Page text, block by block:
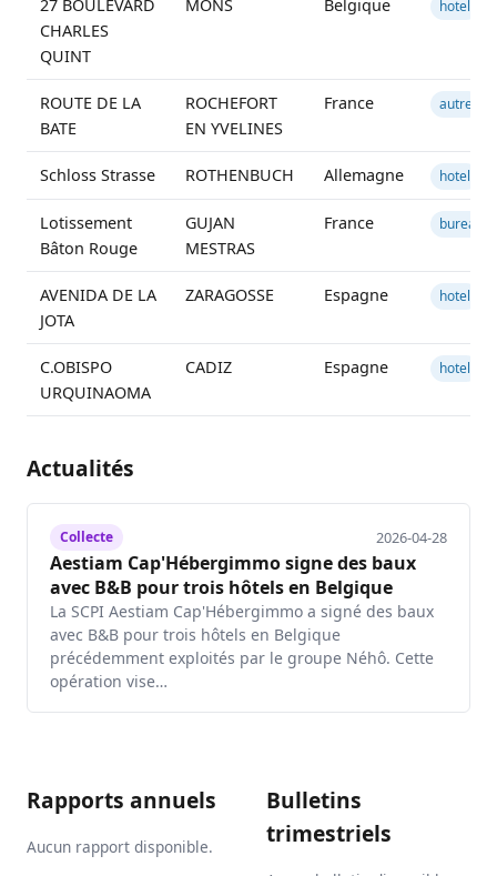
27 BOULEVARD
CHARLES
QUINT
MONS Belgique hotel
ROUTE DE LA
BATE
ROCHEFORT
EN YVELINES
France autre
Schloss Strasse ROTHENBUCH Allemagne hotel
Lotissement
Bâton Rouge
GUJAN
MESTRAS
France bureau
AVENIDA DE LA
JOTA
ZARAGOSSE Espagne hotel
C.OBISPO
URQUINAOMA
CADIZ Espagne hotel
Actualités
Collecte 2026-04-28
Aestiam Cap'Hébergimmo signe des baux
avec B&B pour trois hôtels en Belgique
La SCPI Aestiam Cap'Hébergimmo a signé des baux
avec B&B pour trois hôtels en Belgique
précédemment exploités par le groupe Néhô. Cette
opération vise…
Rapports annuels
Aucun rapport disponible.
Bulletins
trimestriels